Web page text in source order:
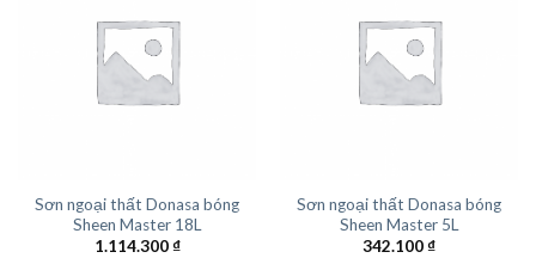
Sơn ngoại thất Donasa bóng
Sheen Master 18L
1.114.300₫
Sơn ngoại thất Donasa bóng
Sheen Master 5L
342.100₫